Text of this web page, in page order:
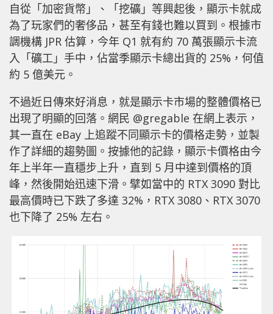
自從「加密貨幣」、「挖礦」等興起後，顯示卡就成
為了玩家們的奢侈品，甚至有錢也難以買到。根據市
調機構 JPR 估算，今年 Q1 就有約 70 萬張顯示卡流
入「礦工」手中，佔當季顯示卡總出貨的 25%，何值
約 5 億美元。
不過近日傳來好消息，就是顯示卡市場的整體價格已
出現了明顯的回落。網民 @gregable 在網上表示，
其一直在 eBay 上追蹤不同顯示卡的價格走勢，並製
作了詳細的趨勢圖。按據他的記錄，顯示卡價格由今
年上半年一直穩步上升，直到 5 月中達到價格的頂
峰，然後開始迅速下滑。擘如當中的 RTX 3090 對比
最高價時已下跌了多達 32%，RTX 3080、RTX 3070
也下降了 25% 左右。